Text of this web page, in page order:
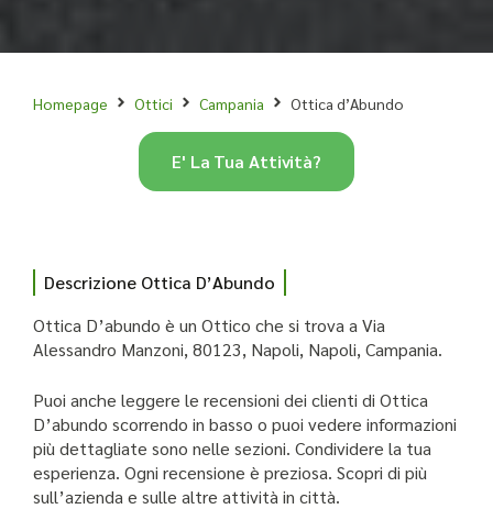
Homepage Ottici Campania Ottica d’Abundo
Descrizione Ottica D’Abundo
Ottica D’abundo è un Ottico che si trova a Via
Alessandro Manzoni, 80123, Napoli, Napoli, Campania.
Puoi anche leggere le recensioni dei clienti di Ottica
D’abundo scorrendo in basso o puoi vedere informazioni
più dettagliate sono nelle sezioni. Condividere la tua
esperienza. Ogni recensione è preziosa. Scopri di più
sull’azienda e sulle altre attività in città.
E' La Tua Attività?